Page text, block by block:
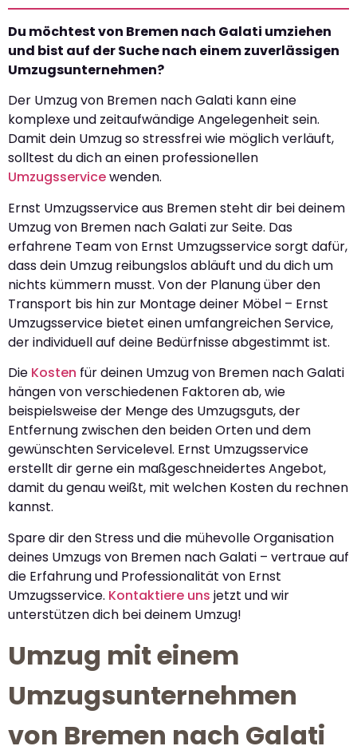
Du möchtest von Bremen nach Galati umziehen
und bist auf der Suche nach einem zuverlässigen
Umzugsunternehmen?
Der Umzug von Bremen nach Galati kann eine
komplexe und zeitaufwändige Angelegenheit sein.
Damit dein Umzug so stressfrei wie möglich verläuft,
solltest du dich an einen professionellen
Umzugsservicewenden.
Ernst Umzugsservice aus Bremen steht dir bei deinem
Umzug von Bremen nach Galati zur Seite. Das
erfahrene Team von Ernst Umzugsservice sorgt dafür,
dass dein Umzug reibungslos abläuft und du dich um
nichts kümmern musst. Von der Planung über den
Transport bis hin zur Montage deiner Möbel – Ernst
Umzugsservice bietet einen umfangreichen Service,
der individuell auf deine Bedürfnisse abgestimmt ist.
Die Kosten für deinen Umzug von Bremen nach Galati
hängen von verschiedenen Faktoren ab, wie
beispielsweise der Menge des Umzugsguts, der
Entfernung zwischen den beiden Orten und dem
gewünschten Servicelevel. Ernst Umzugsservice
erstellt dir gerne ein maßgeschneidertes Angebot,
damit du genau weißt, mit welchen Kosten du rechnen
kannst.
Spare dir den Stress und die mühevolle Organisation
deines Umzugs von Bremen nach Galati – vertraue auf
die Erfahrung und Professionalität von Ernst
Umzugsservice. Kontaktiere uns jetzt und wir
unterstützen dich bei deinem Umzug!
Umzug mit einem
Umzugsunternehmen
von Bremen nach Galati